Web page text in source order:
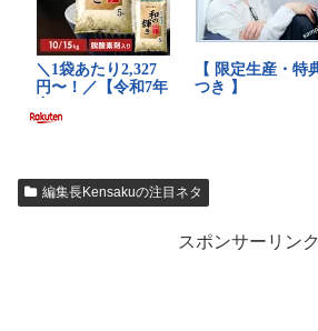
編集長Kensakuの注目ネタ
スポンサーリンク